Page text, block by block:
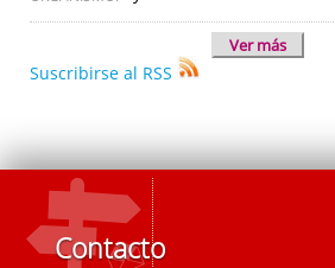
Ver más
Suscribirse al RSS
Contacto